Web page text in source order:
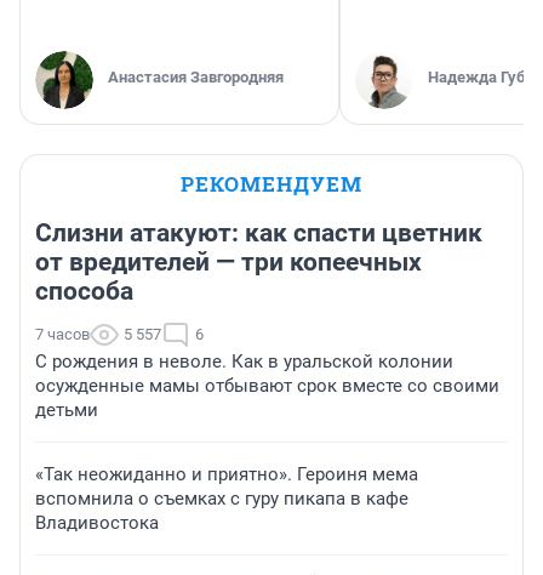
Анастасия Завгородняя Надежда
РЕКОМЕНДУЕМ
Слизни атакуют: как спасти цветник
от вредителей — три копеечных
способа
7 часов 5 557 6
С рождения в неволе. Как в уральской колонии
осужденные мамы отбывают срок вместе со своими
детьми
«Так неожиданно и приятно». Героиня мема
вспомнила о съемках с гуру пикапа в кафе
Владивостока